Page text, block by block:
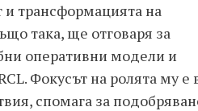
и трансформацията на
така, ще отговаря за
оперативни модели и
Фокусът на ролята му е
спомага за